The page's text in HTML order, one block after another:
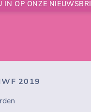
IN OP ONZE
2019